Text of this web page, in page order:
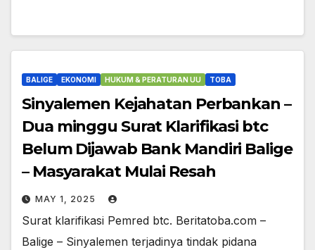
BALIGE EKONOMI HUKUM & PERATURAN UU TOBA
Sinyalemen Kejahatan Perbankan –
Dua minggu Surat Klarifikasi btc
Belum Dijawab Bank Mandiri Balige
– Masyarakat Mulai Resah
MAY 1, 2025
Surat klarifikasi Pemred btc. Beritatoba.com –
Balige – Sinyalemen terjadinya tindak pidana